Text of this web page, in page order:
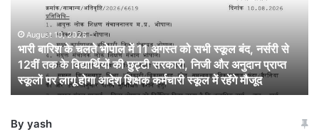
11
अगस्त
को
सभी
स्कूल
नर्सरी
August 10, 2026
भारी बारिश के चलते भोपाल में 11 अगस्त को सभी स्कूल बंद, नर्सरी से
12वीं तक के विद्यार्थियों की छुट्टी सरकारी, निजी और अनुदान प्राप्त
स्कूलों पर लागू होगा आदेश शिक्षक कर्मचारी स्कूल में रहेंगे मौजूद
By yash